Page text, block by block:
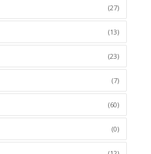
(27)
(13)
(23)
(7)
(60)
(0)